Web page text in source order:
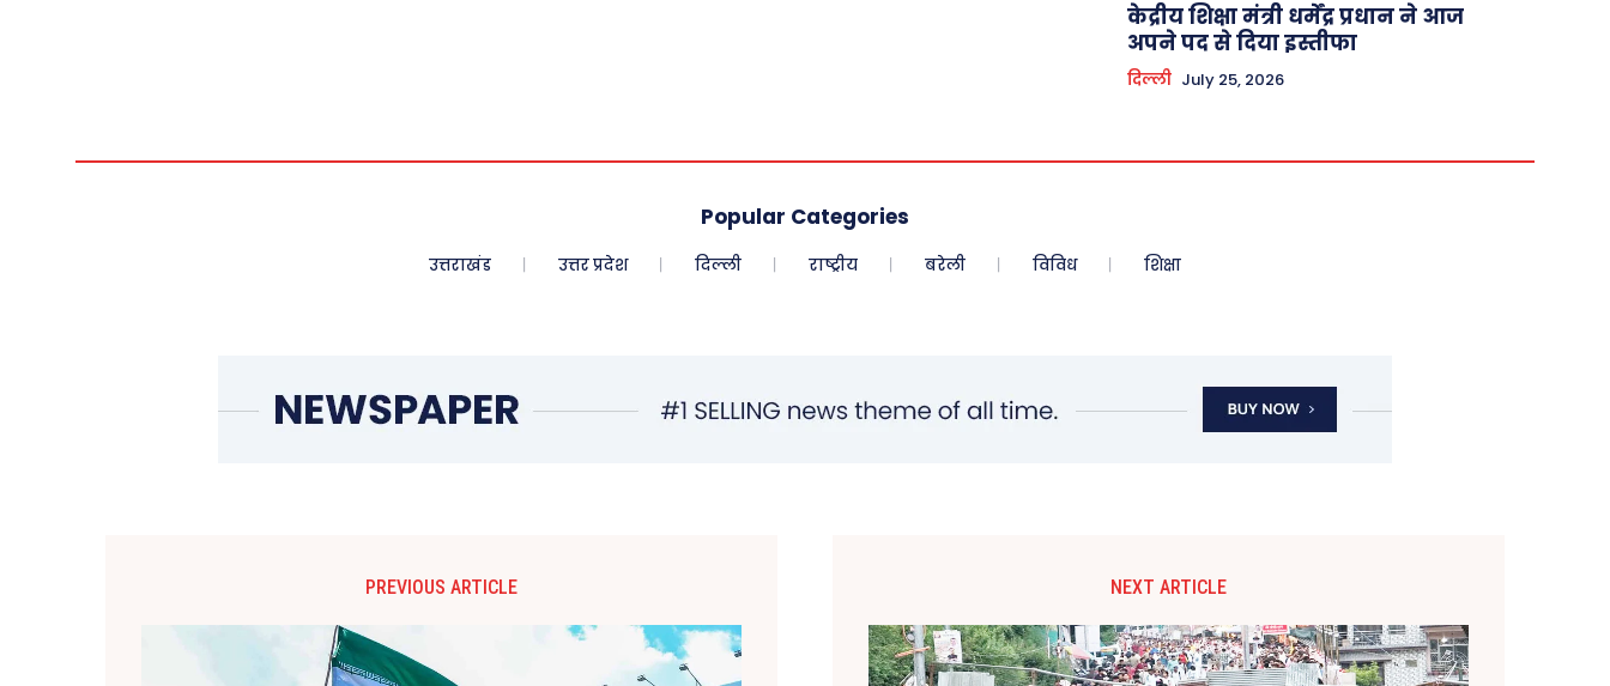
केद्रीय शिक्षा मंत्री धर्मेंद्र प्रधान ने आज
अपने पद से दिया इस्तीफा
दिल्ली July 25, 2026
Popular Categories
उत्तराखंड उत्तर प्रदेश दिल्ली राष्ट्रीय बरेली विविध शिक्षा
PREVIOUS ARTICLE NEXT ARTICLE